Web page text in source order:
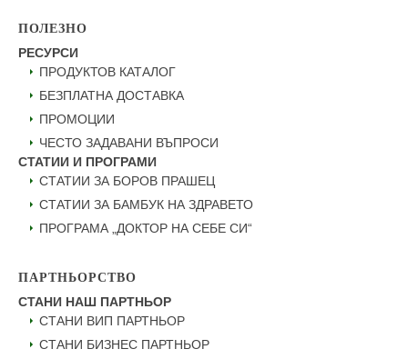
ПОЛЕЗНО
РЕСУРСИ
ПРОДУКТОВ КАТАЛОГ
БЕЗПЛАТНА ДОСТАВКА
ПРОМОЦИИ
ЧЕСТО ЗАДАВАНИ ВЪПРОСИ
СТАТИИ И ПРОГРАМИ
СТАТИИ ЗА БОРОВ ПРАШЕЦ
СТАТИИ ЗА БАМБУК НА ЗДРАВЕТО
ПРОГРАМА „ДОКТОР НА СЕБЕ СИ“
ПАРТНЬОРСТВО
СТАНИ НАШ ПАРТНЬОР
СТАНИ ВИП ПАРТНЬОР
СТАНИ БИЗНЕС ПАРТНЬОР